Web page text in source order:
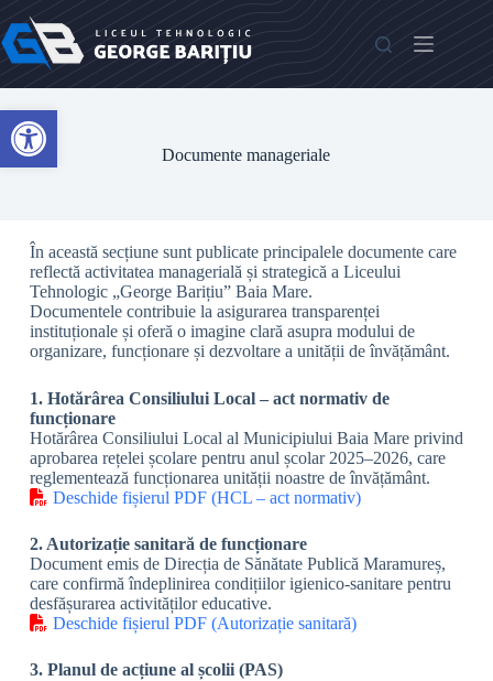
Open toolbar
Documente manageriale
În această secțiune sunt publicate principalele documente care
reflectă activitatea managerială și strategică a Liceului
Tehnologic „George Barițiu” Baia Mare.
Documentele contribuie la asigurarea transparenței
instituționale și oferă o imagine clară asupra modului de
organizare, funcționare și dezvoltare a unității de învățământ.
1. Hotărârea Consiliului Local – act normativ de
funcționare
Hotărârea Consiliului Local al Municipiului Baia Mare privind
aprobarea rețelei școlare pentru anul școlar 2025–2026, care
reglementează funcționarea unității noastre de învățământ.
Deschide fișierul PDF (HCL – act normativ)
2. Autorizație sanitară de funcționare
Document emis de Direcția de Sănătate Publică Maramureș,
care confirmă îndeplinirea condițiilor igienico-sanitare pentru
desfășurarea activităților educative.
Deschide fișierul PDF (Autorizație sanitară)
3. Planul de acțiune al școlii (PAS)